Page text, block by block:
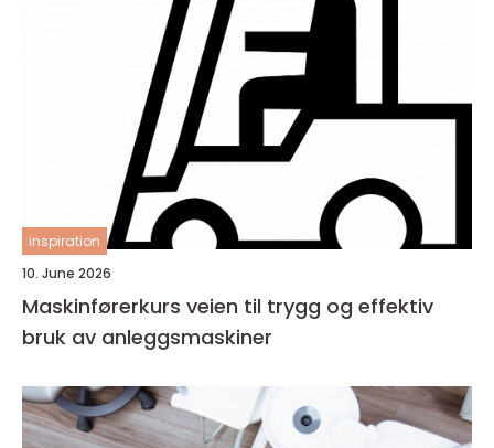
inspiration
10. June 2026
Maskinførerkurs veien til trygg og effektiv
bruk av anleggsmaskiner